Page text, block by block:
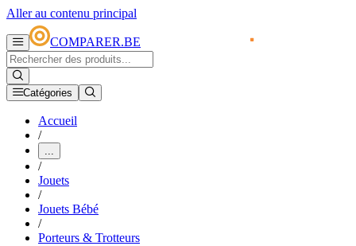
Aller au contenu principal
COMPARER.BE
Catégories
Accueil
/
...
/
Jouets
/
Jouets Bébé
/
Porteurs & Trotteurs